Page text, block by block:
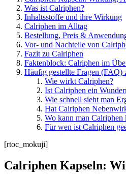
Was ist Calriphen?
Inhaltsstoffe und ihre Wirkung
Calriphen im Alltag
Bestellung, Preis &
Vor- und Nachteile von
Fazit zu Calriphen
Faktenblock: Calriphen im
Häufig gestellte Fragen (FAQ)
Wie wirkt Calriphen?
Ist Calriphen ein
Wie schnell sieht man
Hat Calriphen
Wo kann man Calriphen
Für wen ist Calriphen
[rtoc_mokuji]
Calriphen Kapseln: